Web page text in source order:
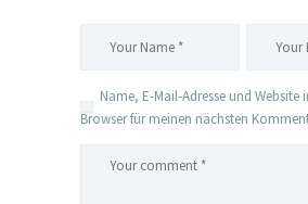
Name, E-Mail-Adresse und Website
Browser für meinen nächsten